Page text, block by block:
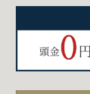
子どもが遊べる
プレイスペース
捗るワークスペー
カウチソファを置